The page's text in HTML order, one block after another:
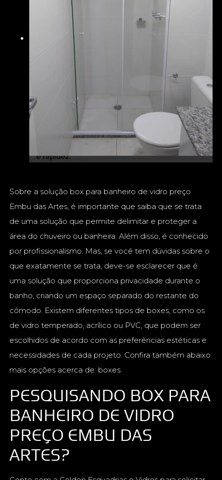
Sobre a solução box para banheiro de vidro preço
Embu das Artes, é importante que saiba que se trata
de uma solução que permite delimitar e proteger a
área do chuveiro ou banheira. Além disso, é conhecido
por profissionalismo. Mas, se você tem dúvidas sobre o
que exatamente se trata, deve-se esclarecer que é
uma solução que proporciona privacidade durante o
banho, criando um espaço separado do restante do
cômodo. Existem diferentes tipos de boxes, como os
de vidro temperado, acrílico ou PVC, que podem ser
escolhidos de acordo com as preferências estéticas e
necessidades de cada projeto. Confira também abaixo
mais opções acerca de: boxes.
PESQUISANDO BOX PARA
BANHEIRO DE VIDRO
PREÇO EMBU DAS
ARTES?